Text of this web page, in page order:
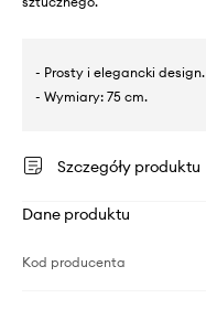
- Prosty i elegancki design.
- Wymiary: 75 cm.
Szczegóły produktu
Dane produktu
Kod producenta